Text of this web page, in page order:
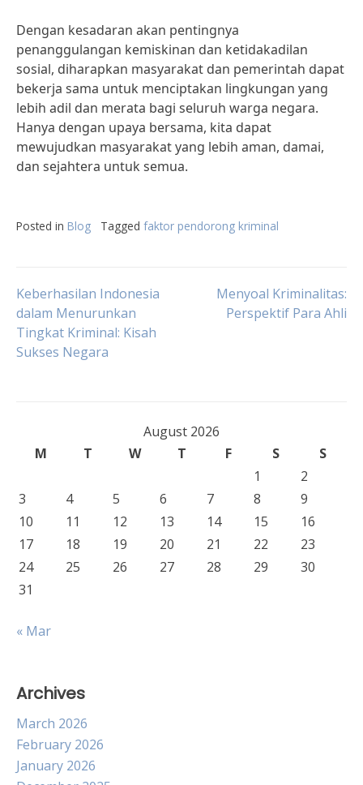
Dengan kesadaran akan pentingnya
penanggulangan kemiskinan dan ketidakadilan
sosial, diharapkan masyarakat dan pemerintah dapat
bekerja sama untuk menciptakan lingkungan yang
lebih adil dan merata bagi seluruh warga negara.
Hanya dengan upaya bersama, kita dapat
mewujudkan masyarakat yang lebih aman, damai,
dan sejahtera untuk semua.
Posted in Blog Tagged faktor pendorong kriminal
Post
navigation
Keberhasilan Indonesia
dalam Menurunkan
Tingkat Kriminal: Kisah
Sukses Negara
Menyoal Kriminalitas:
Perspektif Para Ahli
August 2026
M
T W T F S
S
1
2
3
4 5 6 7 8
9
10
11 12 13 14 15
16
17
18 19 20 21 22
23
24
25 26 27 28 29
30
31
« Mar
Archives
March 2026
February 2026
January 2026